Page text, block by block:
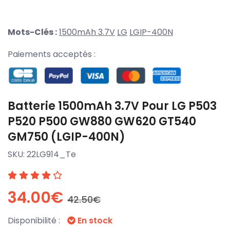
Mots-Clés :1500mAh 3.7V LG LGIP-400N
Paiements acceptés :
Batterie 1500mAh 3.7V Pour LG P503
P520 P500 GW880 GW620 GT540
GM750 (LGIP-400N)
SKU: 22LG914_Te
34.00€ 42.50€
Disponibilité : En stock